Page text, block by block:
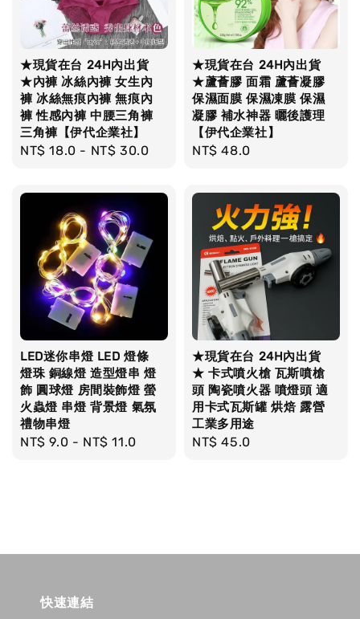
★現貨在台 24H內出貨
★內褲 冰絲內褲 女生內
褲 冰絲無痕內褲 無痕內
褲 性感內褲 中腰三角褲
三角褲【伊代企業社】
Regular
NT$ 18.0 - NT$ 30.0
★現貨在台 24H內出貨
★蘆薈膠 面霜 蘆薈凝膠
保濕面膜 保濕凍膜 保濕
凝膠 補水神器 曬後護理
【伊代企業社】
Regular
NT$ 48.0
LED迷你串燈 LED 燈條
燈珠 銅線燈 造型燈串 燈
飾 圓球燈 房間裝飾燈 螢
火蟲燈 串燈 背景燈 氣氛
禮物串燈
Regular
NT$ 9.0 - NT$ 11.0
★現貨在台 24H內出貨
★ 卡式噴火槍 瓦斯噴槍
頭 陶瓷噴火器 噴燈頭 適
用卡式瓦斯罐 烘焙 露營
工業多用途
Regular
NT$ 45.0
快速連結